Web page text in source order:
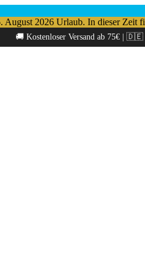
2026 Urlaub. In dieser Zeit
🚚 Kostenloser Versand ab 75€ | 🇩🇪